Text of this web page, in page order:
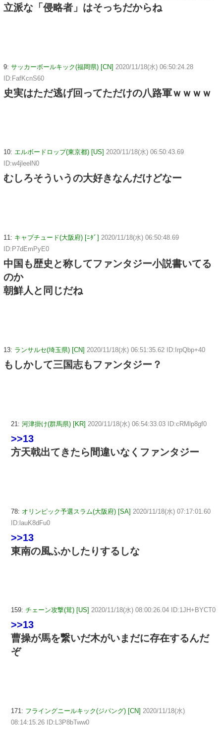
立派な「侵略者」はそっちだからね
9: サッカーボールキック(福岡県) [CN] 2020/11/18(水) 06:50:24.28
ID:FafKcnS60
史実はただ逃げ回ってただけの八路軍ｗｗｗｗ
10: エルボードロップ(東京都) [US] 2020/11/18(水) 06:50:43.69
ID:w4jleelN0
むしろそういうの大好きなんだけどなー
11: キャプチュード(大阪府) [ﾆﾀﾞ] 2020/11/18(水) 06:50:48.69
ID:P7dEmPyE0
中国も歴史と称してファンタジー小説書いてる
のか
朝鮮人と同じだね
13: ランサルセ(埼玉県) [CN] 2020/11/18(水) 06:51:35.62 ID:IrpQbp+40
もしかして三国志もファンタジー？
21: 河津掛け(群馬県) [KR] 2020/11/18(水) 06:54:33.03 ID:cRMlp8gf0
>>13
方天戟出てきたら間違いなくファンタジー
78: オリンピック予選スラム(大阪府) [SA] 2020/11/18(水) 07:17:01.60
ID:lauK8dFu0
>>13
東南の風ふかしたりするしな
159: チェーン攻撃(茸) [US] 2020/11/18(水) 08:00:26.04 ID:1JH+BYCT0
>>13
曹操が馬を繋いだ木がいまだに存在するんだ
ぞ
171: フライングニールキック(ジパング) [CN] 2020/11/18(水)
08:14:15.26 ID:L3P8bTww0